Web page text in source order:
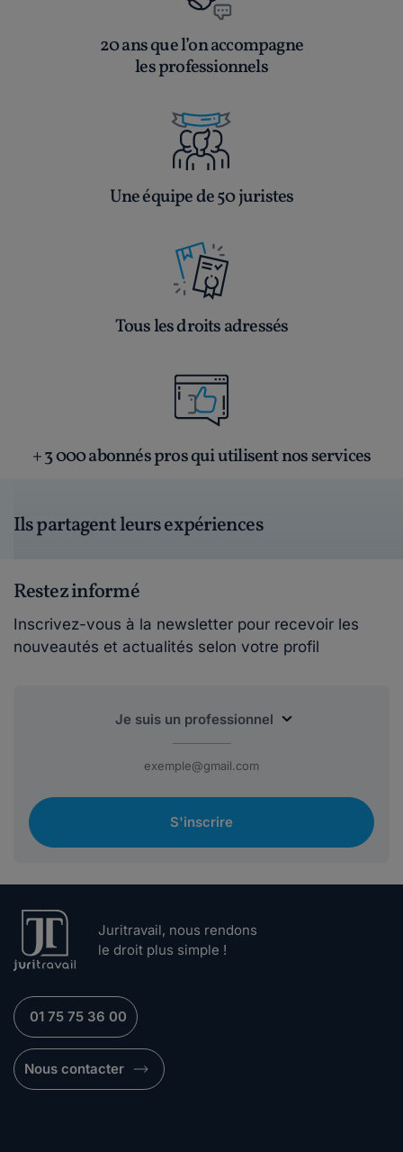
20 ans que l’on accompagne
les professionnels
Une équipe de 50 juristes
Tous les droits adressés
+ 3 000 abonnés pros qui utilisent nos services
Ils partagent leurs expériences
Restez informé
Inscrivez-vous à la newsletter pour recevoir les
nouveautés et actualités selon votre profil
S'inscrire
Juritravail, nous rendons
le droit plus simple !
01 75 75 36 00
Nous contacter